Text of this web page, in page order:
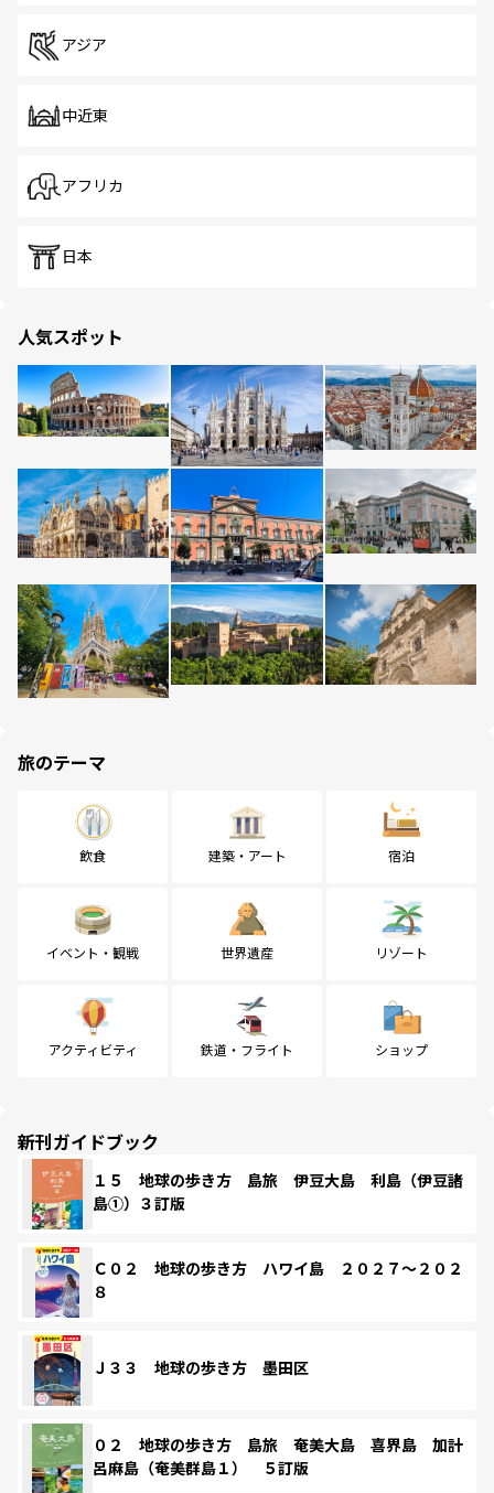
アジア
中近東
アフリカ
日本
人気スポット
旅のテーマ
飲食 建築・アート 宿泊
イベント・観戦 世界遺産 リゾート
アクティビティ 鉄道・フライト ショップ
新刊ガイドブック
１５ 地球の歩き方 島旅 伊豆大島 利島（伊豆諸
島①）３訂版
Ｃ０２ 地球の歩き方 ハワイ島 ２０２７～２０２
８
Ｊ３３ 地球の歩き方 墨田区
０２ 地球の歩き方 島旅 奄美大島 喜界島 加計
呂麻島（奄美群島１） ５訂版